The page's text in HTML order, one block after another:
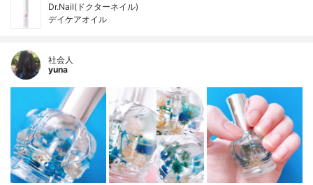
Dr.Nail(ドクターネイル)
デイケアオイル
社会人
yuna